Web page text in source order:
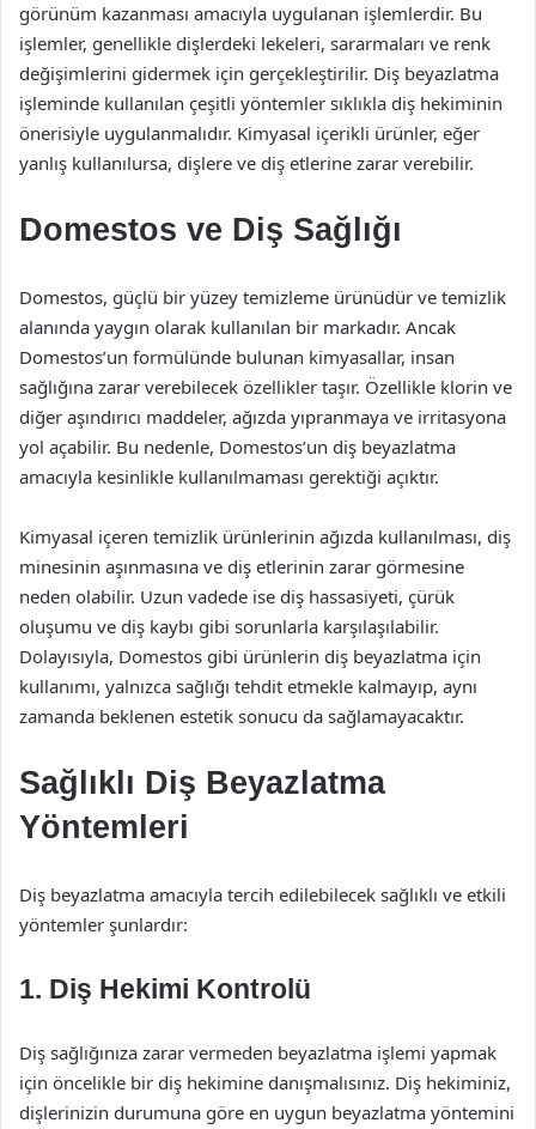
görünüm kazanması amacıyla uygulanan işlemlerdir. Bu
işlemler, genellikle dişlerdeki lekeleri, sararmaları ve renk
değişimlerini gidermek için gerçekleştirilir. Diş beyazlatma
işleminde kullanılan çeşitli yöntemler sıklıkla diş hekiminin
önerisiyle uygulanmalıdır. Kimyasal içerikli ürünler, eğer
yanlış kullanılursa, dişlere ve diş etlerine zarar verebilir.
Domestos ve Diş Sağlığı
Domestos, güçlü bir yüzey temizleme ürünüdür ve temizlik
alanında yaygın olarak kullanılan bir markadır. Ancak
Domestos’un formülünde bulunan kimyasallar, insan
sağlığına zarar verebilecek özellikler taşır. Özellikle klorin ve
diğer aşındırıcı maddeler, ağızda yıpranmaya ve irritasyona
yol açabilir. Bu nedenle, Domestos’un diş beyazlatma
amacıyla kesinlikle kullanılmaması gerektiği açıktır.
Kimyasal içeren temizlik ürünlerinin ağızda kullanılması, diş
minesinin aşınmasına ve diş etlerinin zarar görmesine
neden olabilir. Uzun vadede ise diş hassasiyeti, çürük
oluşumu ve diş kaybı gibi sorunlarla karşılaşılabilir.
Dolayısıyla, Domestos gibi ürünlerin diş beyazlatma için
kullanımı, yalnızca sağlığı tehdit etmekle kalmayıp, aynı
zamanda beklenen estetik sonucu da sağlamayacaktır.
Sağlıklı Diş Beyazlatma
Yöntemleri
Diş beyazlatma amacıyla tercih edilebilecek sağlıklı ve etkili
yöntemler şunlardır:
1. Diş Hekimi Kontrolü
Diş sağlığınıza zarar vermeden beyazlatma işlemi yapmak
için öncelikle bir diş hekimine danışmalısınız. Diş hekiminiz,
dişlerinizin durumuna göre en uygun beyazlatma yöntemini